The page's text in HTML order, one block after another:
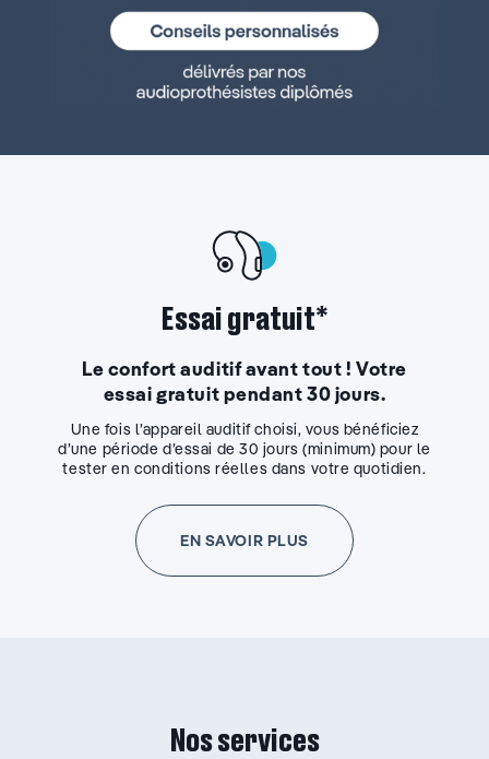
Essai gratuit*
Le confort auditif avant tout ! Votre
essai gratuit pendant 30 jours.
Une fois l’appareil auditif choisi, vous bénéficiez
d’une période d’essai de 30 jours (minimum) pour le
tester en conditions réelles dans votre quotidien.
EN SAVOIR PLUS
Nos services